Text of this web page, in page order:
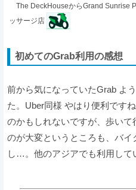
The DeckHouseからGrand Sunrise
ッサージ店
初めてのGrab利用の感想
前から気になっていたGrab よ
た。Uber同様 やはり便利です
のかもしれないですが、歩い
のが大変というところも、バ
し…。他のアジアでも利用して